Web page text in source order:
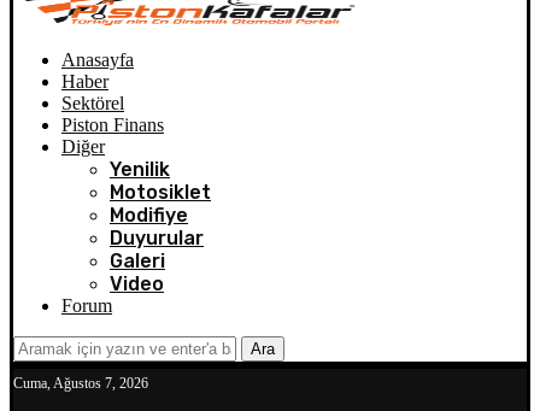
Anasayfa
Haber
Sektörel
Piston Finans
Diğer
Yenilik
Motosiklet
Modifiye
Duyurular
Galeri
Video
Forum
Ara
Cuma, Ağustos 7, 2026